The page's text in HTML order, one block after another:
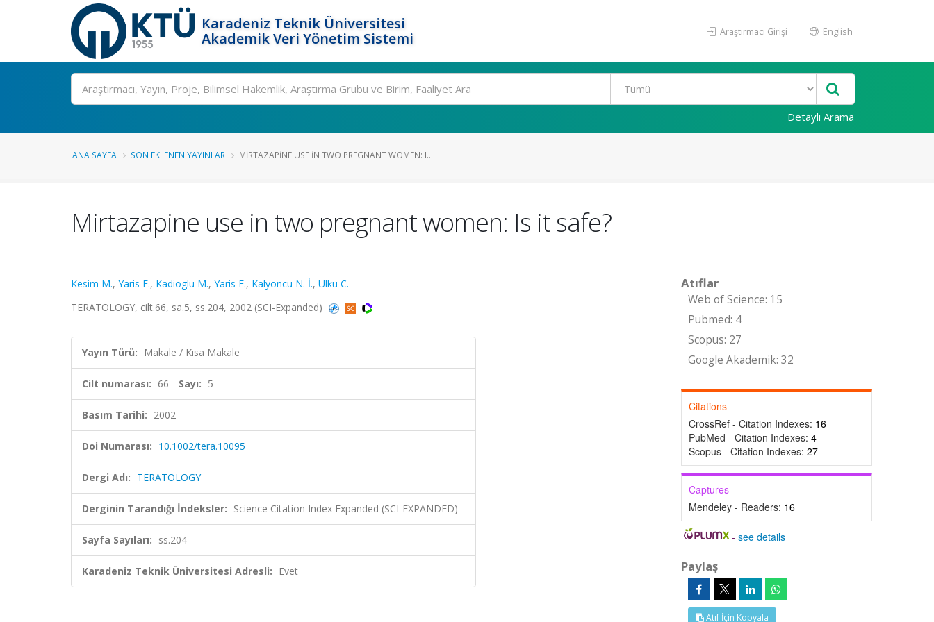
Karadeniz Teknik Üniversitesi
Akademik Veri Yönetim Sistemi
Araştırmacı Girişi English
Ara
Detaylı Arama
ANA SAYFA SON EKLENEN YAYINLAR MIRTAZAPINE USE IN TWO PREGNANT WOMEN: I...
Mirtazapine use in two pregnant women: Is it safe?
Kesim M., Yaris F., Kadioglu M., Yaris E., Kalyoncu N. İ., Ulku C.
TERATOLOGY, cilt.66, sa.5, ss.204, 2002 (SCI-Expanded)
Yayın Türü: Makale / Kısa Makale
Cilt numarası: 66 Sayı: 5
Basım Tarihi: 2002
Doi Numarası: 10.1002/tera.10095
Dergi Adı: TERATOLOGY
Derginin Tarandığı İndeksler: Science Citation Index Expanded (SCI-EXPANDED)
Sayfa Sayıları: ss.204
Karadeniz Teknik Üniversitesi Adresli: Evet
Atıflar
Web of Science: 15
Pubmed: 4
Scopus: 27
Google Akademik: 32
Citations
CrossRef - Citation Indexes: 16
PubMed - Citation Indexes: 4
Scopus - Citation Indexes: 27
Captures
Mendeley - Readers: 16
-see details
Paylaş
Atıf İçin Kopyala